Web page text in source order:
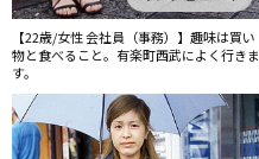
【22歳/女性 会社員（事務）】趣味は買い
物と食べること。有楽町西武によく行きま
す。